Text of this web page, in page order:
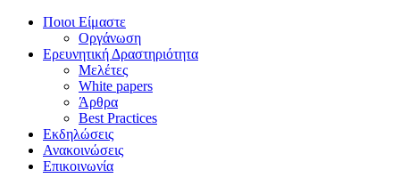
Ποιοι Είμαστε
Οργάνωση
Ερευνητική Δραστηριότητα
Μελέτες
White papers
Άρθρα
Best Practices
Εκδηλώσεις
Ανακοινώσεις
Επικοινωνία